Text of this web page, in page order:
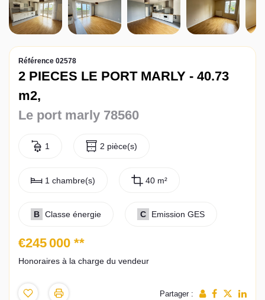
Actualités
Contact
Référence 02578
2 PIECES LE PORT MARLY - 40.73
m2,
Le port marly 78560
1 2 pièce(s)
1 chambre(s) 40 m²
B Classe énergie C Emission GES
€245 000 **
Honoraires à la charge du vendeur
Partager :